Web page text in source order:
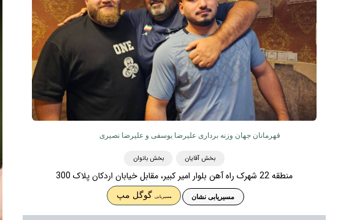
قهرمانان جهان وزنه برداری علیرضا یوسفی و علیرضا نصیری
بخش بانوان بخش آقایان
منطقه 22 شهرک راه آهن بلوار امیر کبیر، مقابل خیابان اردکان پلاک 300
مسیریابی نشان مسیریابی گوگل مپ